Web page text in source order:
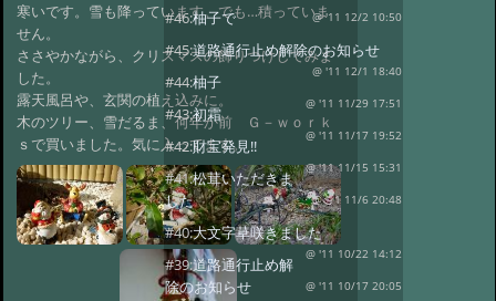
寒いです。雪も降っています。でも…積っていま
せん。
ささやかながら、クリスマスの飾りつけしてみま
した。
露天風呂や、玄関の植え込みに。
木のツリー、雪だるま、何年か前 Ｇ－ｗｏｒｋ
ｓで買いました。気に入ってます。
#46:柚子で @ '11 12/2 10:50
#45:道路通行止め解除のお知らせ
@ '11 12/1 18:40
#44:柚子
@ '11 11/29 17:51
#43:初霜
@ '11 11/17 19:52
#42:財宝発見!!
@ '11 11/15 15:31
#41:松茸いただきま
した
@ '11 11/6 20:48
#40:大文字草咲きました
@ '11 10/22 14:12
#39:道路通行止め解
除のお知らせ
@ '11 10/17 20:05